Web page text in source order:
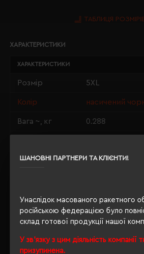
ШАНОВНІ ПАРТНЕРИ ТА КЛІЄНТИ!
Унаслідок масованого ракетного
російською федерацією було
склад готової продукції нашої
У зв'язку з цим діяльність компанії
призупинена.
ТАБЛИЦЯ
ХАРАКТЕРИСТИКИ
ХАРАКТЕРИСТИКИ
Розмір 5XL
Колір насичений
Вага ~, кг 0.288
Стать унісекс
Щільність 190 г/м²
Розпакування